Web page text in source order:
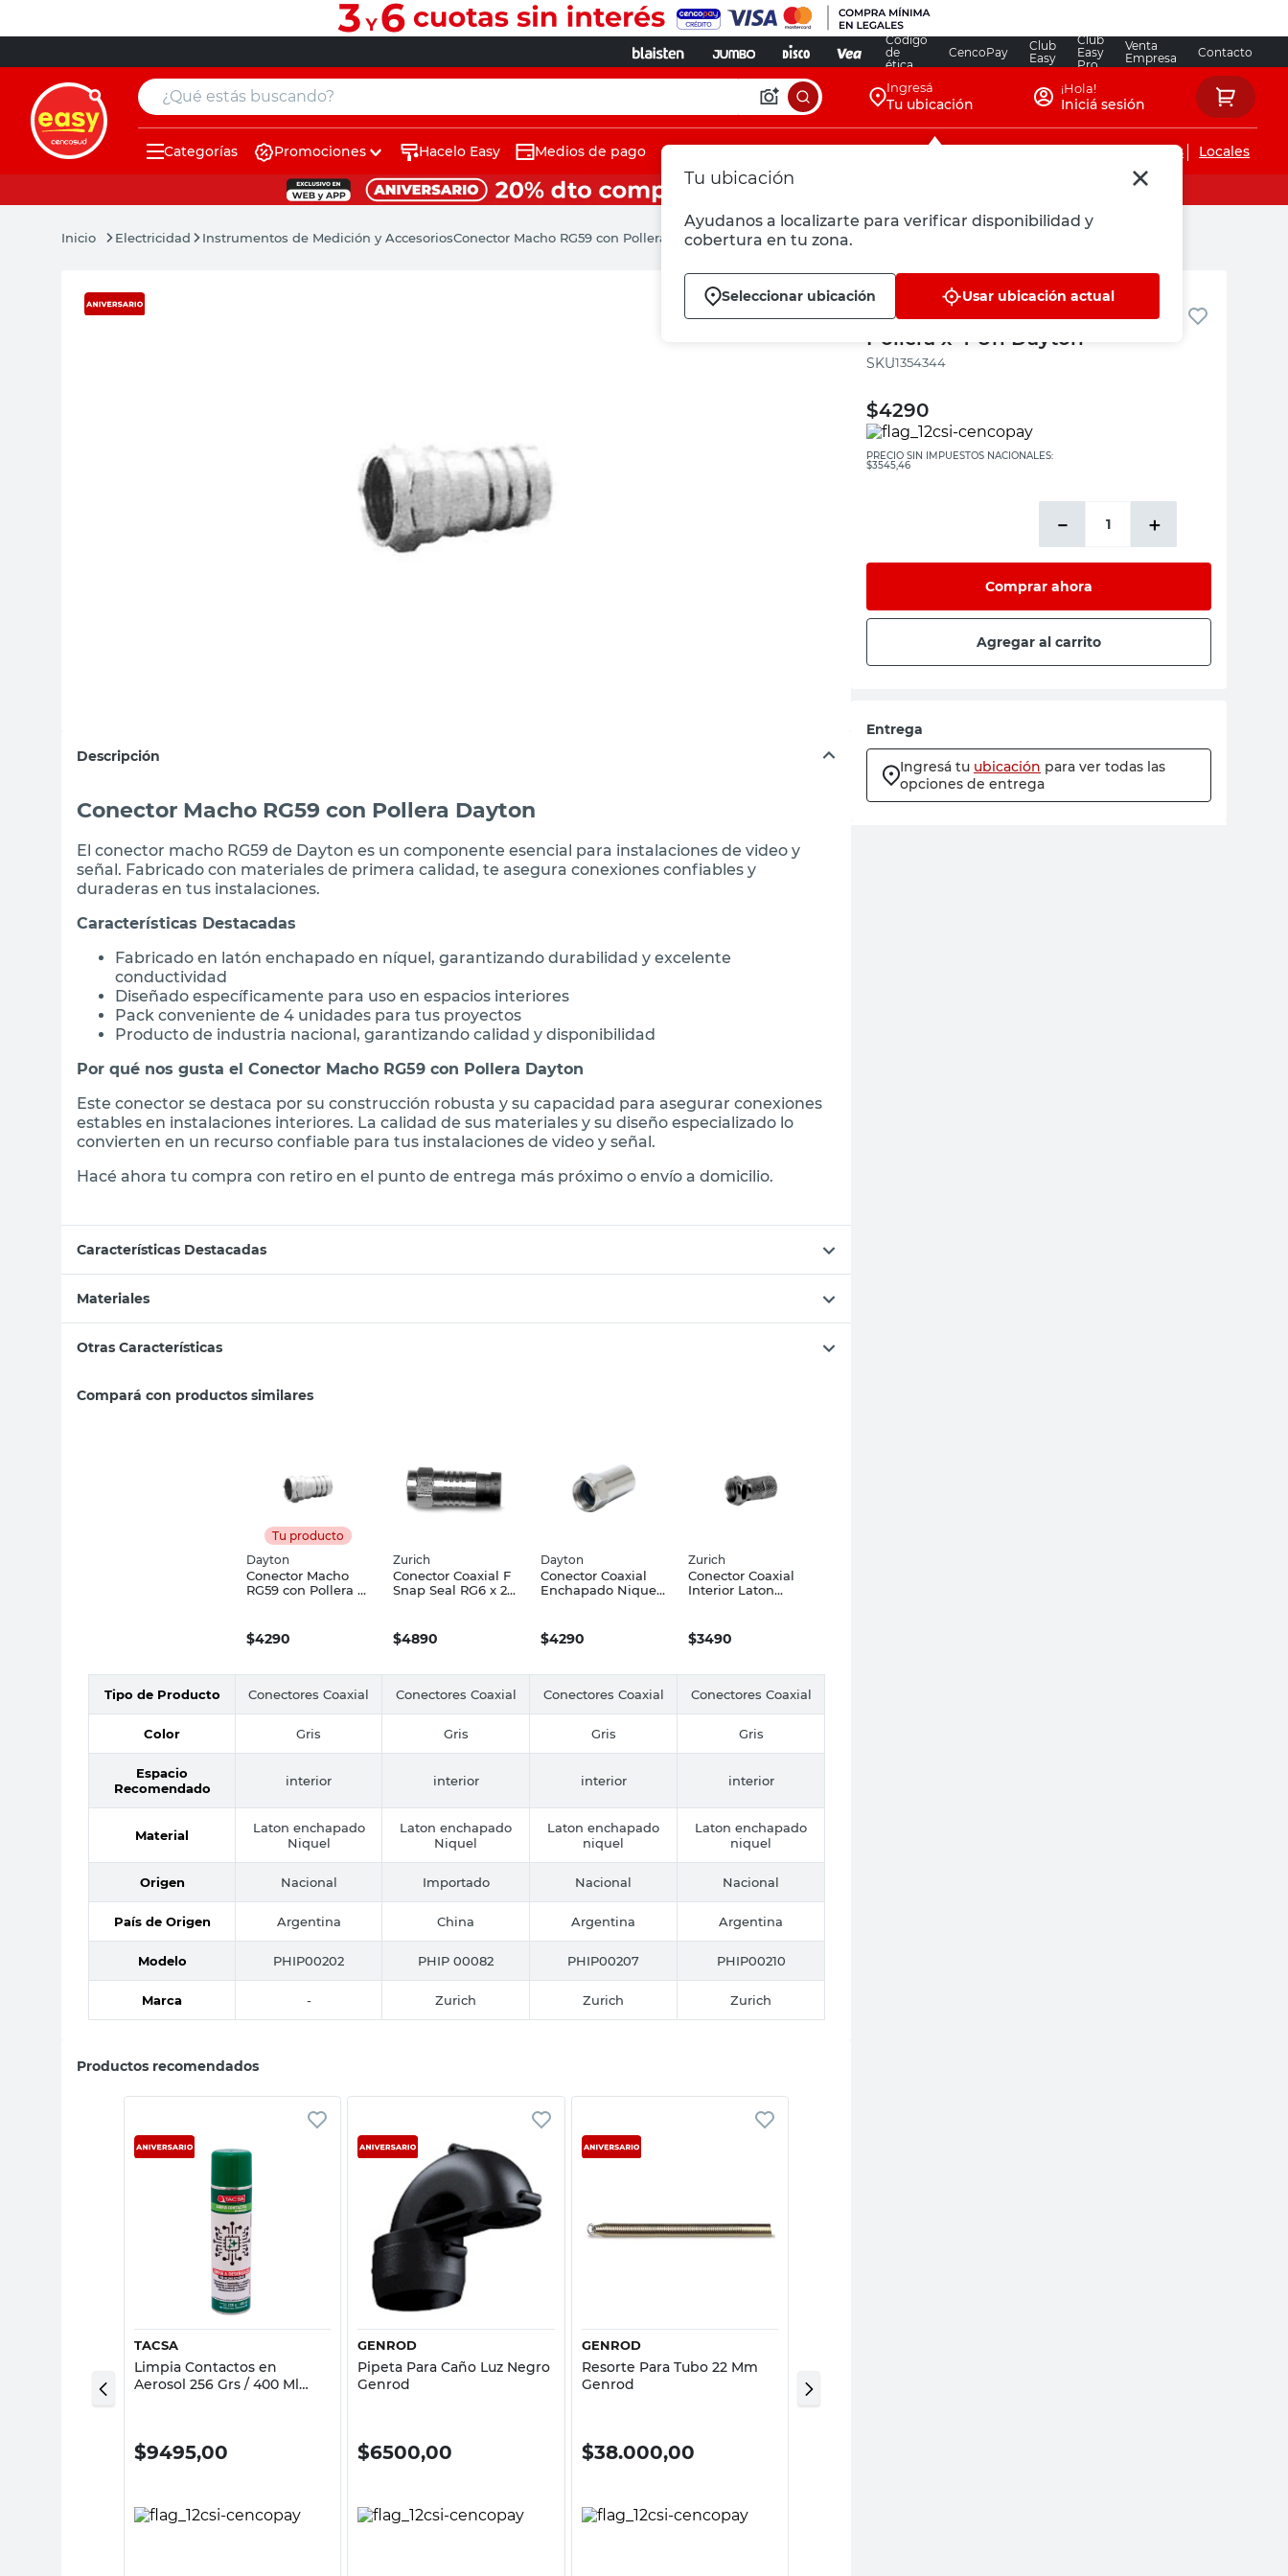
Código
de
ética
CencoPay
Club
Easy
Club
Easy
Pro
Venta
Empresa
Contacto
¿Qué estás buscando? Ingresá
Tu ubicación
Tu ubicación
Ayudanos a localizarte para verificar disponibilidad y
cobertura en tu zona.
Seleccionar ubicación Usar ubicación actual
¡Hola!
Iniciá sesión
Categorías Promociones Hacelo Easy Medios de pago Servicios de instalaciones Locales
Electricidad Instrumentos de Medición y AccesoriosConector Macho RG59 con Pollera x 4 Un Dayton
Descripción
Conector Macho RG59 con Pollera Dayton
El conector macho RG59 de Dayton es un componente esencial para instalaciones de video y
señal. Fabricado con materiales de primera calidad, te asegura conexiones confiables y
duraderas en tus instalaciones.
Características Destacadas
Fabricado en latón enchapado en níquel, garantizando durabilidad y excelente
conductividad
Diseñado específicamente para uso en espacios interiores
Pack conveniente de 4 unidades para tus proyectos
Producto de industria nacional, garantizando calidad y disponibilidad
Por qué nos gusta el Conector Macho RG59 con Pollera Dayton
Este conector se destaca por su construcción robusta y su capacidad para asegurar conexiones
estables en instalaciones interiores. La calidad de sus materiales y su diseño especializado lo
convierten en un recurso confiable para tus instalaciones de video y señal.
Hacé ahora tu compra con retiro en el punto de entrega más próximo o envío a domicilio.
Características Destacadas
Materiales
Otras Características
Compará con productos similares
Tu producto
Dayton
Conector Macho
RG59 con Pollera x
$4290
Zurich
Conector Coaxial F
Snap Seal RG6 x 2
$4890
Dayton
Conector Coaxial
Enchapado Niquel
$4290
Zurich
Conector Coaxial
Interior Laton
$3490
Tipo de Producto Conectores Coaxial Conectores Coaxial Conectores Coaxial Conectores Coaxial
Color Gris Gris Gris Gris
Espacio
Recomendado
interior interior interior interior
Material
Laton enchapado
Niquel
Laton enchapado
Niquel
Laton enchapado
niquel
Laton enchapado
niquel
Origen Nacional Importado Nacional Nacional
País de Origen Argentina China Argentina Argentina
Modelo PHIP00202 PHIP 00082 PHIP00207 PHIP00210
Marca - Zurich Zurich Zurich
Productos recomendados
Vista rápida
TACSA
Limpia Contactos en
Aerosol 256 Grs / 400 Ml
$9495,00
Vista rápida
GENROD
Pipeta Para Caño Luz Negro
Genrod
$6500,00
GENROD
Resorte Para Tubo 22 Mm
Genrod
$38.000,00
WiFi Blanco Tbcin
Dayton
Conector Macho RG59 con
Pollera x 4 Un Dayton
:1354344
$4290
PRECIO SIN IMPUESTOS NACIONALES:
$3545,46
＋
－
Comprar ahora
Agregar al carrito
Entrega
Ingresá tu ubicación para ver todas las
opciones de entrega
muebles